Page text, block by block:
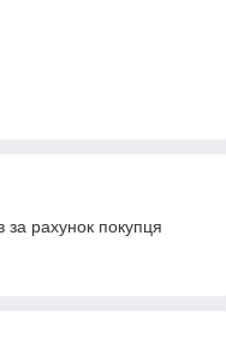
рахунок покупця